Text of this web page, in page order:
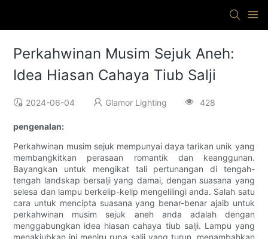
Perkahwinan Musim Sejuk Aneh:
Idea Hiasan Cahaya Tiub Salji
2024-06-04 Glamor Lighting 428
pengenalan:
Perkahwinan musim sejuk mempunyai daya tarikan unik yang
membangkitkan perasaan romantik dan keanggunan.
Bayangkan untuk mengikat tali pertunangan di tengah-
tengah landskap bersalji yang damai, dengan suasana yang
selesa dan lampu berkelip-kelip mengelilingi anda. Salah satu
cara untuk mencipta suasana yang benar-benar ajaib untuk
perkahwinan musim sejuk aneh anda adalah dengan
menggabungkan idea hiasan cahaya tiub salji. Lampu yang